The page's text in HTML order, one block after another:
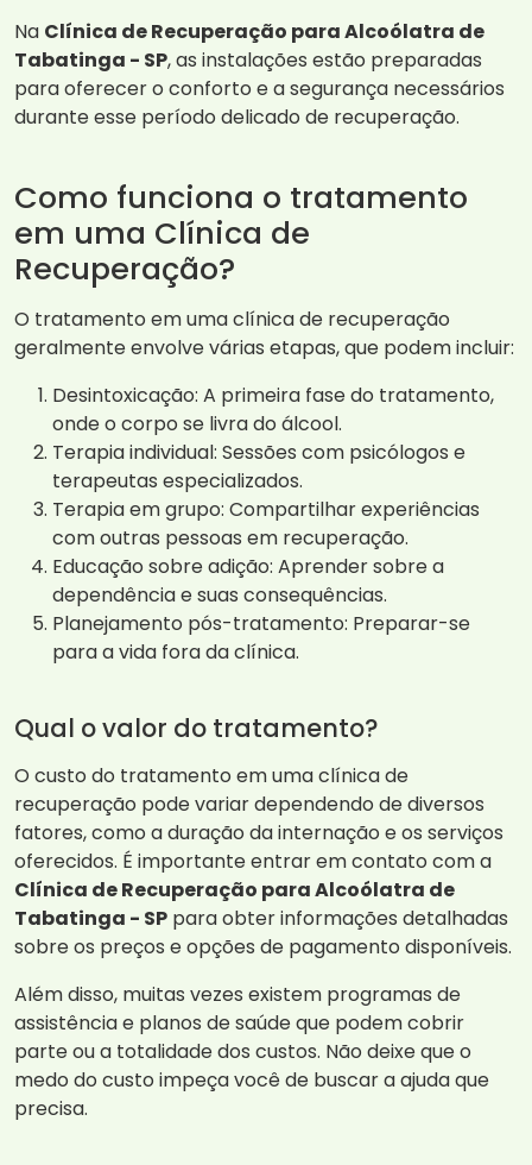
Na Clínica de Recuperação para Alcoólatra de
Tabatinga - SP, as instalações estão preparadas
para oferecer o conforto e a segurança necessários
durante esse período delicado de recuperação.
Como funciona o tratamento
em uma Clínica de
Recuperação?
O tratamento em uma clínica de recuperação
geralmente envolve várias etapas, que podem incluir:
Desintoxicação: A primeira fase do tratamento,
onde o corpo se livra do álcool.
Terapia individual: Sessões com psicólogos e
terapeutas especializados.
Terapia em grupo: Compartilhar experiências
com outras pessoas em recuperação.
Educação sobre adição: Aprender sobre a
dependência e suas consequências.
Planejamento pós-tratamento: Preparar-se
para a vida fora da clínica.
Qual o valor do tratamento?
O custo do tratamento em uma clínica de
recuperação pode variar dependendo de diversos
fatores, como a duração da internação e os serviços
oferecidos. É importante entrar em contato com a
Clínica de Recuperação para Alcoólatra de
Tabatinga - SP para obter informações detalhadas
sobre os preços e opções de pagamento disponíveis.
Além disso, muitas vezes existem programas de
assistência e planos de saúde que podem cobrir
parte ou a totalidade dos custos. Não deixe que o
medo do custo impeça você de buscar a ajuda que
precisa.